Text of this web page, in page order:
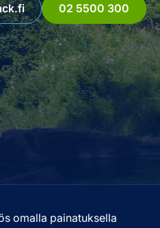
02 5500 300
omalla painatuksella